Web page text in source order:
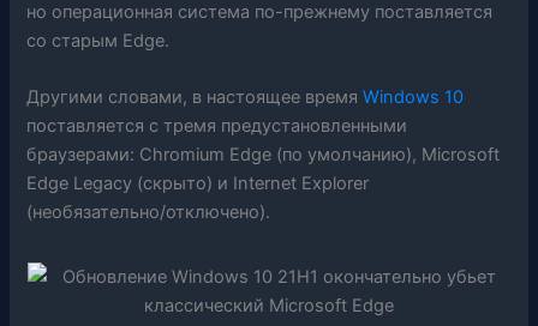
но операционная система по-прежнему поставляется
со старым Edge.
Другими словами, в настоящее времяWindows 10
поставляется с тремя предустановленными
браузерами: Chromium Edge (по умолчанию), Microsoft
Edge Legacy (скрыто) и Internet Explorer
(необязательно/отключено).